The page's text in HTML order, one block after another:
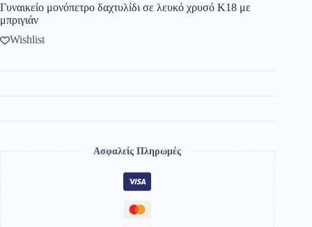
Γυναικείο μονόπετρο δαχτυλίδι σε λευκό χρυσό Κ18 με
μπριγιάν
Wishlist
Ασφαλείς Πληρωμές